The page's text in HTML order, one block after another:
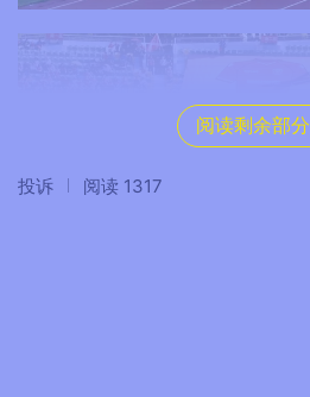
阅读剩余部分
投诉 阅读 1317